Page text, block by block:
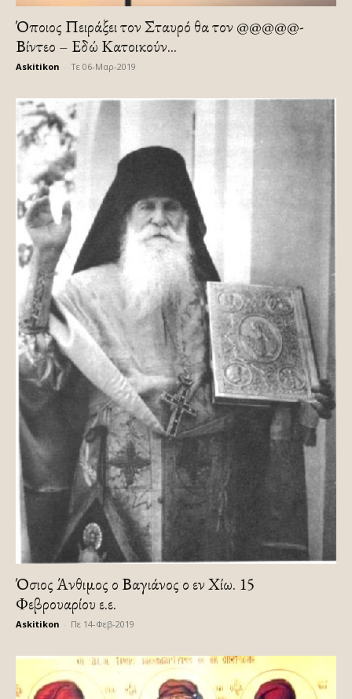
Όποιος Πειράξει τον Σταυρό θα τον @@@@@-
Βίντεο – Εδώ Κατοικούν...
Askitikon Τε 06-Μαρ-2019
Όσιος Άνθιμος ο Βαγιάνος ο εν Χίω. 15
Φεβρουαρίου ε.ε.
Askitikon Πε 14-Φεβ-2019